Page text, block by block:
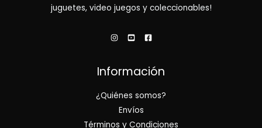
juguetes, video juegos y coleccionables!
Información
¿Quiénes somos?
Envíos
Términos y Condiciones